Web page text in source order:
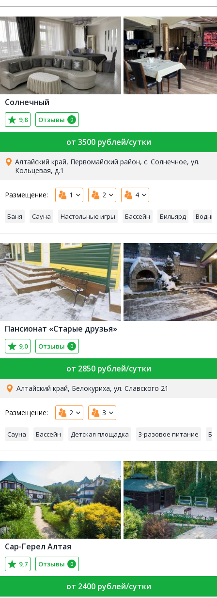
Солнечный
9,8 Отзывы 0
от 3500 рублей/сутки
Алтайский край, Первомайский район, с. Солнечное, ул.
Кольцевая, д.1
Размещение: 1 2 4
Баня Сауна Настольные игры Бассейн Бильярд
Пансионат «Старые друзья»
9,0 Отзывы 0
от 2850 рублей/сутки
Алтайский край, Белокуриха, ул. Славского 21
Размещение: 2 3
Сауна Бассейн Детская площадка 3-разовое питание
Сар-Герел Алтая
9,7 Отзывы 0
от 2400 рублей/сутки